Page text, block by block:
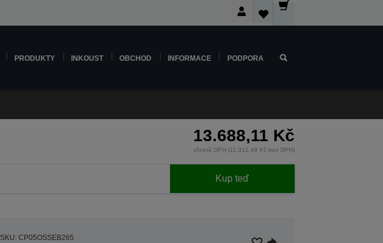
PRODUKTY INKOUST OBCHOD INFORMACE PODPORA
13.688,11 Kč
včetně DPH (11.312,49 Kč bez DPH)
Kup teď
SKU: CP05OSSEB265